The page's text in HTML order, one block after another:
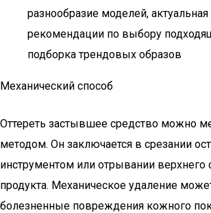
разнообразие моделей, актуальная
рекомендации по выбору
подборка трендовых образов
Механический способ
Оттереть застывшее средство можно
методом. Он заключается в срезании
инструментом или отрывании верхнего
продукта. Механическое удаление
болезненные повреждения кожного